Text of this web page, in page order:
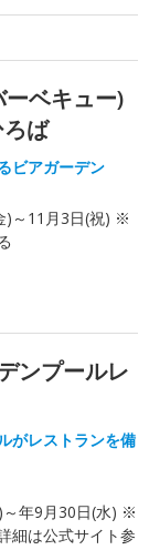
ベキュー)
ば
ビアガーデン
)～11月3日(祝) ※
ンプールレ
がレストランを備
年9月30日(水) ※
細は公式サイト参